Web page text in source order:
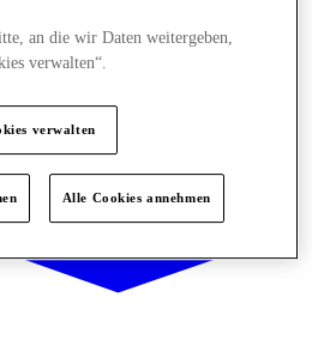
an die wir Daten weitergeben,
verwalten“.
verwalten
Alle Cookies annehmen